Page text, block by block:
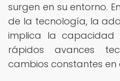
surgen en su entorno.
de la tecnología, la
implica la
rápidos avances
cambios constantes